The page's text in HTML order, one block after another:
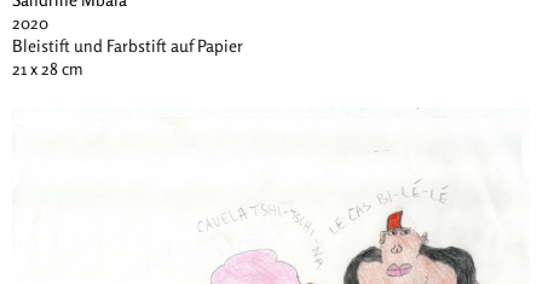
2020
Bleistift und Farbstift auf Papier
21 x 28 cm